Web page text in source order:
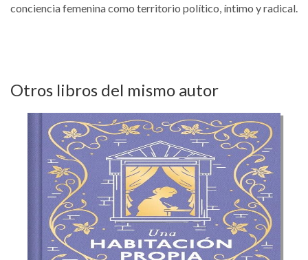
conciencia femenina como territorio político, íntimo y radical.
Otros libros del mismo autor